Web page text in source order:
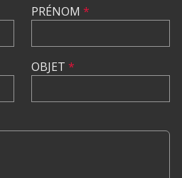
PRÉNOM *
OBJET *